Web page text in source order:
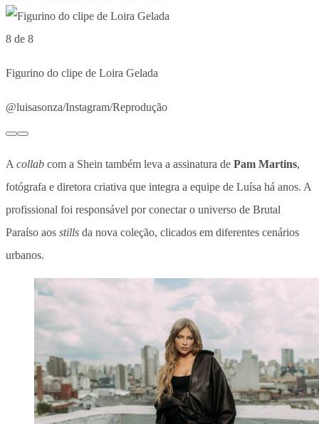
8 de 8
Figurino do clipe de Loira Gelada
@luisasonza/Instagram/Reprodução
A collab com a Shein também leva a assinatura de Pam Martins,
fotógrafa e diretora criativa que integra a equipe de Luísa há anos. A
profissional foi responsável por conectar o universo de Brutal
Paraíso aos stills da nova coleção, clicados em diferentes cenários
urbanos.